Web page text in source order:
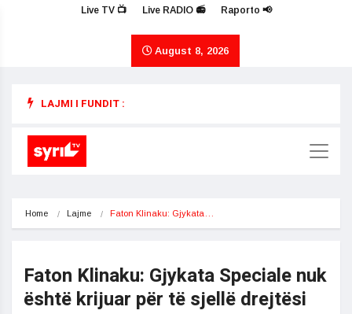
Live TV 📺 Live RADIO 📻 Raporto 📢
August 8, 2026
LAJMI I FUNDIT :
Home Lajme Faton Klinaku: Gjykata…
Faton Klinaku: Gjykata Speciale nuk
është krijuar për të sjellë drejtësi